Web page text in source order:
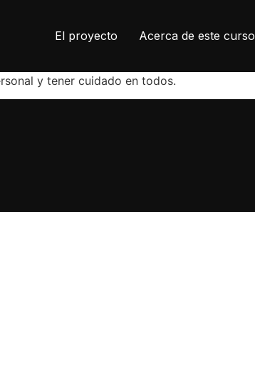
El proyecto Acerca de este curso
y tener cuidado en todos.